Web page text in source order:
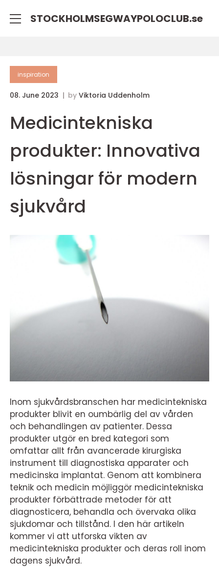
STOCKHOLMSEGWAYPOLOCLUB.se
inspiration
08. June 2023 by Viktoria Uddenholm
Medicintekniska
produkter: Innovativa
lösningar för modern
sjukvård
Inom sjukvårdsbranschen har medicintekniska
produkter blivit en oumbärlig del av vården
och behandlingen av patienter. Dessa
produkter utgör en bred kategori som
omfattar allt från avancerade kirurgiska
instrument till diagnostiska apparater och
medicinska implantat. Genom att kombinera
teknik och medicin möjliggör medicintekniska
produkter förbättrade metoder för att
diagnosticera, behandla och övervaka olika
sjukdomar och tillstånd. I den här artikeln
kommer vi att utforska vikten av
medicintekniska produkter och deras roll inom
dagens sjukvård.